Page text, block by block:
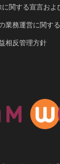
関する宣言およ
業務運営に関す
相反管理方針